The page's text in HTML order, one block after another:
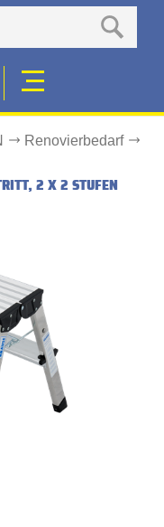
Renovierbedarf
2 X 2 STUFEN